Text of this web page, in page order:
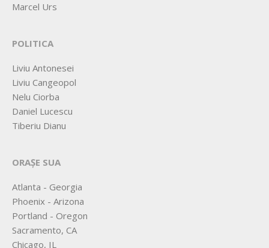
Marcel Urs
POLITICA
Liviu Antonesei
Liviu Cangeopol
Nelu Ciorba
Daniel Lucescu
Tiberiu Dianu
ORAȘE SUA
Atlanta - Georgia
Phoenix - Arizona
Portland - Oregon
Sacramento, CA
Chicago, IL